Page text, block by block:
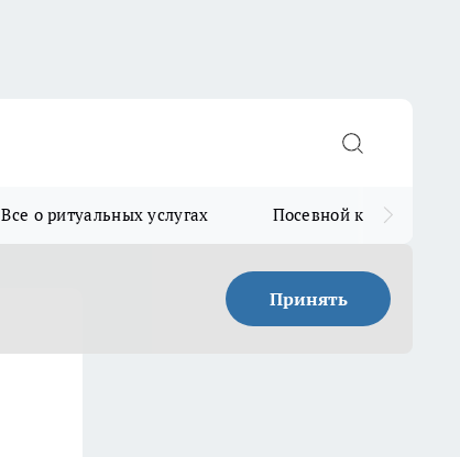
Все о ритуальных услугах Посевной календарь
Принять